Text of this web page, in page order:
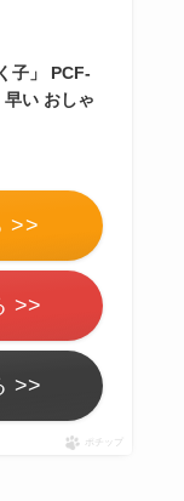
子」 PCF-
い おしゃ
>>
>>
>>
ポチップ